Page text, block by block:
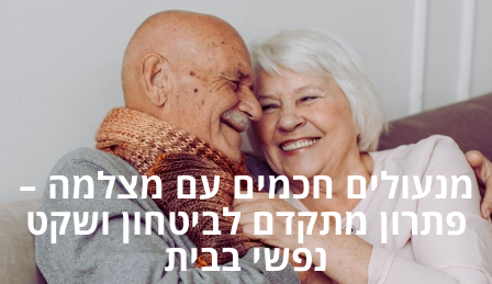
מנעולים חכמים עם מצלמה –
פתרון מתקדם לביטחון ושקט
נפשי בבית